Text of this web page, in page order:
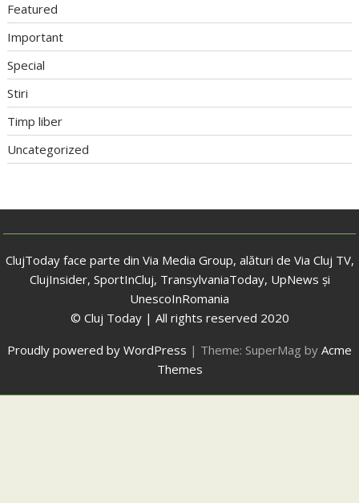
Featured
Important
Special
Stiri
Timp liber
Uncategorized
ClujToday face parte din Via Media Group, alături de Via Cluj TV,
ClujInsider, SportInCluj, TransylvaniaToday, UpNews și
UnescoInRomania
© Cluj Today | All rights reserved 2020
Proudly powered by WordPress | Theme: SuperMag by Acme
Themes